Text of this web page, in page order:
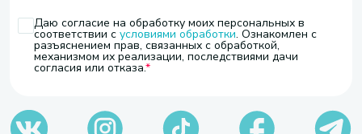
Даю согласие на обработку моих персональных в
соответствии с условиями обработки. Ознакомлен с
разъяснением прав, связанных с обработкой,
механизмом их реализации, последствиями дачи
согласия или отказа.